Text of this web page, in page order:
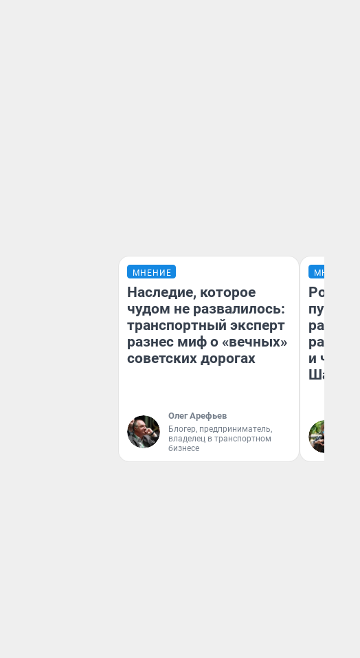
МНЕНИЕ
Наследие, которое
чудом не развалилось:
транспортный эксперт
разнес миф о «вечных»
советских дорогах
Олег Арефьев
Блогер, предприниматель,
владелец в транспортном
бизнесе
МНЕНИЕ
и чем